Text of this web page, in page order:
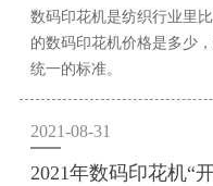
数码印花机是纺织行业里
的数码印花机价格是多少
统一的标准。
2021-08-31
2021年数码印花机“